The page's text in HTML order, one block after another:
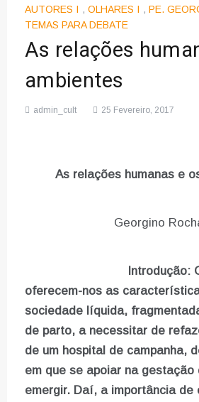
AUTORES I , OLHARES I , PE.
TEMAS PARA DEBATE
As relações
ambientes
admin_cult 25 Fevereiro, 2017
As relações humanas e
Georgino
Introdução:
oferecem-nos as
sociedade líquida,
de parto, a necessitar de
de um hospital de campanha,
em que se apoiar na gestação
emergir. Daí, a importância de